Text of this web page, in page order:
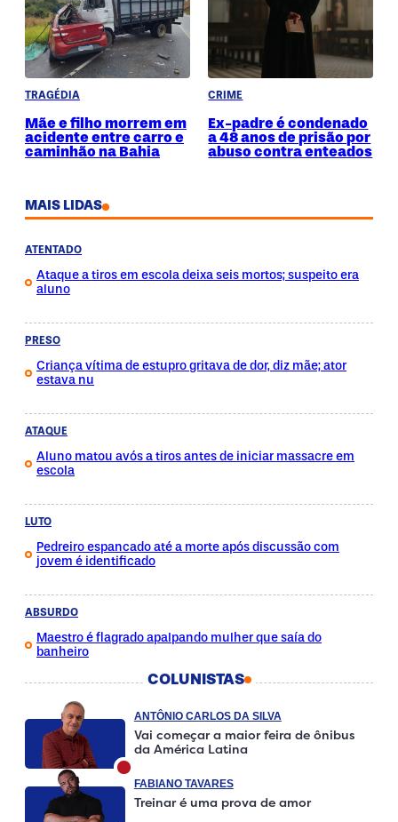
TRAGÉDIA
Mãe e filho morrem em
acidente entre carro e
caminhão na Bahia
CRIME
Ex-padre é condenado
a 48 anos de prisão por
abuso contra enteados
MAIS LIDAS
ATENTADO
Ataque a tiros em escola deixa seis mortos; suspeito era
aluno
PRESO
Criança vítima de estupro gritava de dor, diz mãe; ator
estava nu
ATAQUE
Aluno matou avós a tiros antes de iniciar massacre em
escola
LUTO
Pedreiro espancado até a morte após discussão com
jovem é identificado
ABSURDO
Maestro é flagrado apalpando mulher que saía do
banheiro
COLUNISTAS
ANTÔNIO CARLOS DA SILVA
Vai começar a maior feira de ônibus
da América Latina
FABIANO TAVARES
Treinar é uma prova de amor